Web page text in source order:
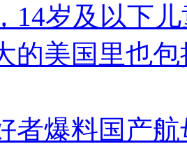
14岁及以下
的美国里也
者爆料国产